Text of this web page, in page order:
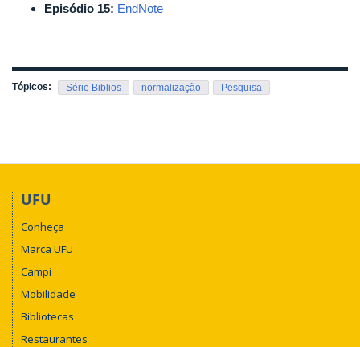
Episódio 15: EndNote
Tópicos: Série Biblios normalização Pesquisa
UFU
Conheça
Marca UFU
Campi
Mobilidade
Bibliotecas
Restaurantes